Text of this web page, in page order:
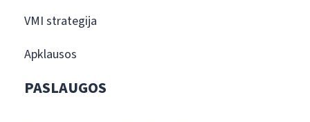
VMI strategija
Apklausos
PASLAUGOS